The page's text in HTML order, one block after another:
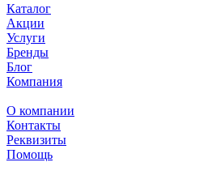
Каталог
Акции
Услуги
Бренды
Блог
Компания
О компании
Контакты
Реквизиты
Помощь